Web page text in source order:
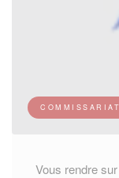
Vous rendre